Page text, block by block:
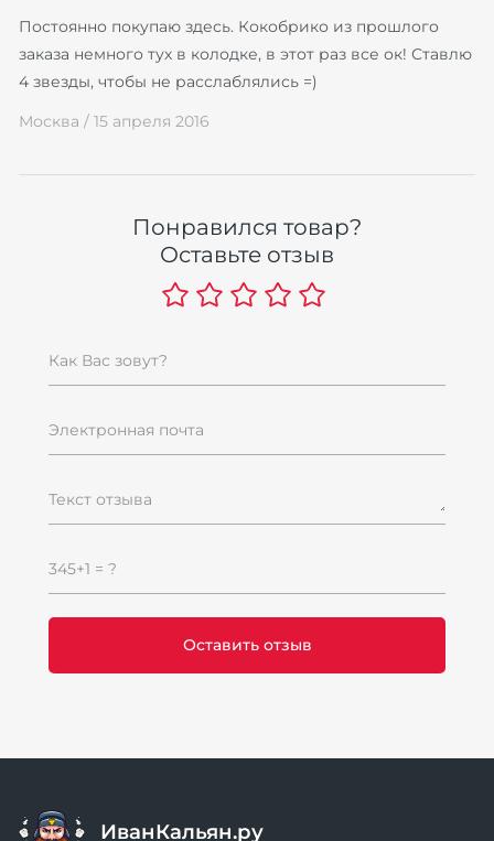
Постоянно покупаю здесь. Кокобрико из прошлого
заказа немного тух в колодке, в этот раз все ок! Ставлю
4 звезды, чтобы не расслаблялись =)
Москва / 15 апреля 2016
Понравился товар?
Оставьте отзыв
Как Вас зовут?
Электронная почта
Текст отзыва
345+1 = ?
ИванКальян.ру